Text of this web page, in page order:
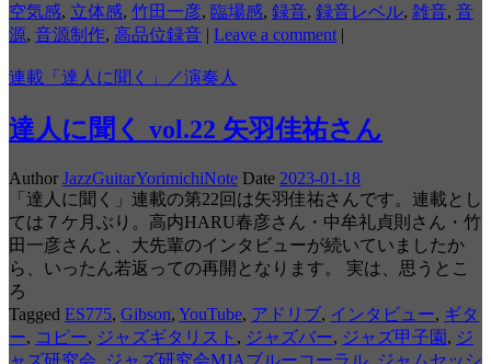
空気感, 立体感, 竹田一彦, 臨場感, 録音, 録音レベル, 雑音, 音
源, 音源制作, 高品位録音 | Leave a comment |
連載「達人に聞く」／演奏人
達人に聞く vol.22 矢羽佳祐さん
Author JazzGuitarYorimichiNote Date 2023-01-18
「達人に聞く」連載の第22回は矢羽佳祐さんです。連載とし
ては７ケ月ぶり。高内HARU春彦さん・中牟礼貞則さん・竹
田一彦さんと、大先輩のインタビューが続いていましたか
ら、いったん若返っての再開となります。 実は、思うとこ
ろ
Tagged ES775, Gibson, YouTube, アドリブ, インタビュー, ギタ
ー, コピー, ジャズギタリスト , ジャズバー, ジャズ甲子園 , ジ